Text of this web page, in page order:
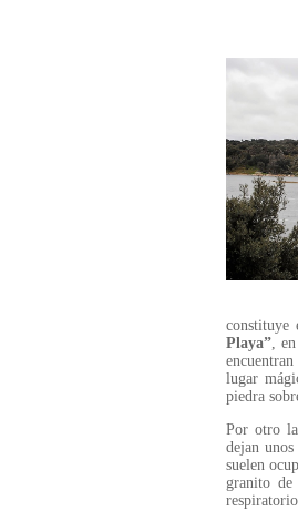
constituye
Playa”,
lugar
piedra
Por otro
dejan unos
suelen
granito de